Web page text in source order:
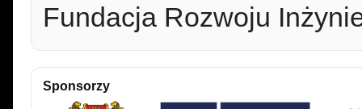
Fundacja Rozwoju
Sponsorzy